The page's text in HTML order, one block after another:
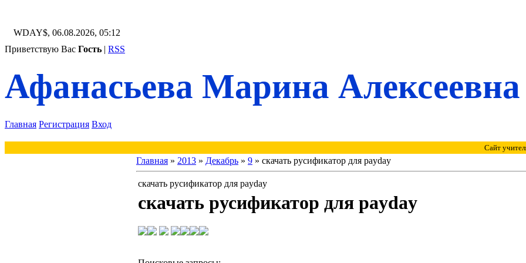
WDAY$, 06.08.2026, 05:12
Приветствую Вас Гость | RSS
Афанасьева Марина Алексеевна
Главная Регистрация Вход
Сайт учителя
Главная » 2013 » Декабрь » 9 » скачать русификатор для payday
скачать русификатор для payday
скачать русификатор для payday